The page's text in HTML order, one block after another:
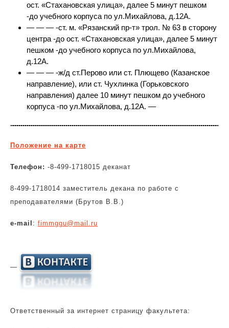
ост. «Стахановская улица», далее 5 минут пешком
-до учебного корпуса по ул.Михайлова, д.12А.
— — — -ст. м. «Рязанский пр-т» трол. № 63 в сторону
центра -до ост. «Стахановская улица», далее 5 минут
пешком -до учебного корпуса по ул.Михайлова,
д.12А.
— — — -ж/д ст.Перово или ст. Плющево (Казанское
направление), или ст. Чухлинка (Горьковского
направления) далее 10 минут пешком до учебного
корпуса -по ул.Михайлова, д.12А. —
Положение на карте
Телефон: -8-499-1718015 деканат
8-499-1718014 заместитель декана по работе с
преподавателями (Брутов В.В.)
e-mail : fimmggu@mail.ru
—
Ответственный за интернет страницу факультета: